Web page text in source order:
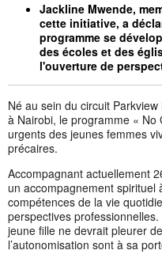
Jackline Mwende,
cette initiative, a
programme se
des écoles et des
l'ouverture de
Né au sein du circuit
à Nairobi, le programme «
urgents des jeunes femmes
précaires.
Accompagnant actuellement
un accompagnement
compétences de la vie
perspectives
jeune fille ne devrait pleurer
l’autonomisation sont à sa